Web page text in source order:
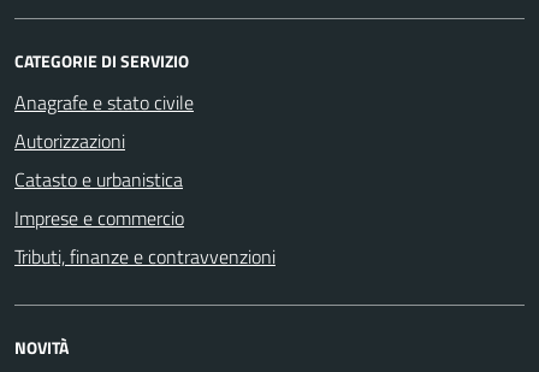
CATEGORIE DI SERVIZIO
Anagrafe e stato civile
Autorizzazioni
Catasto e urbanistica
Imprese e commercio
Tributi, finanze e contravvenzioni
NOVITÀ